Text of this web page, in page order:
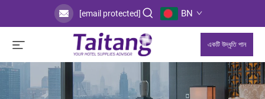
[email protected] BN
একটি উদ্ধৃতি পান